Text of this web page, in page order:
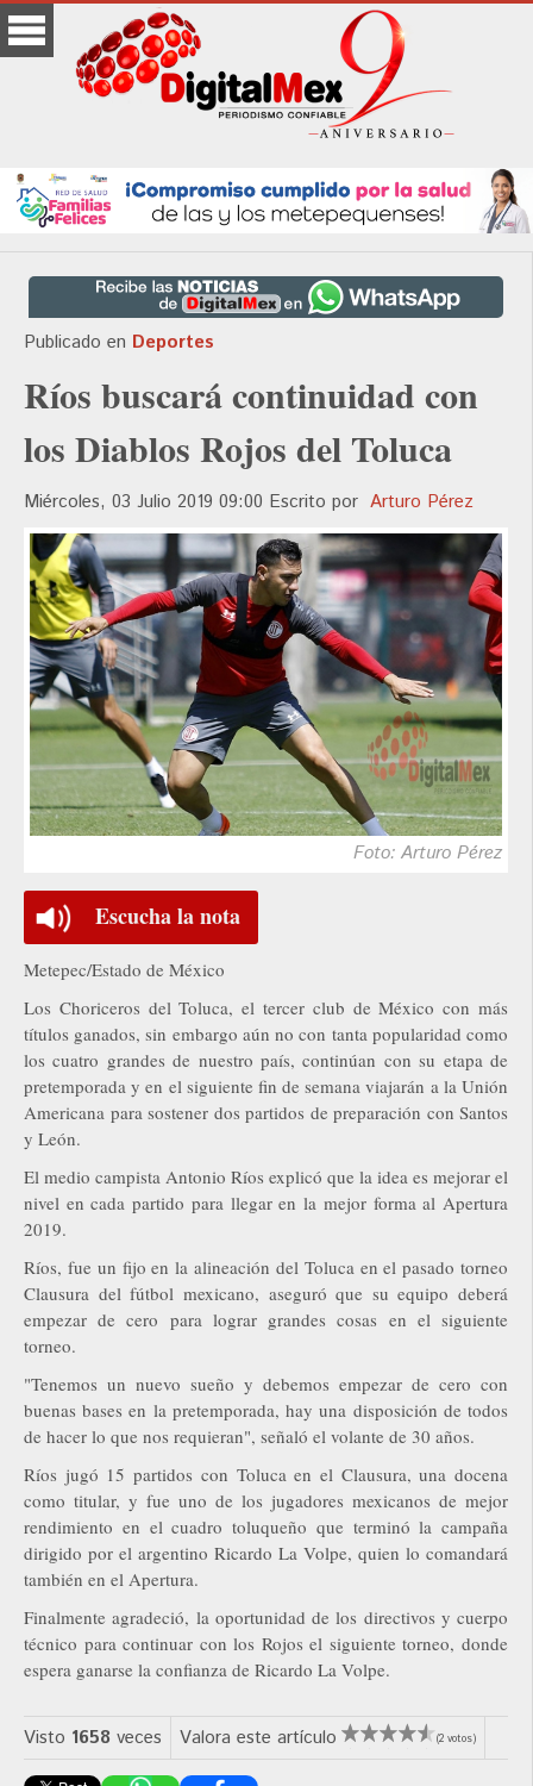
Publicado en Deportes
Ríos buscará continuidad con
los Diablos Rojos del Toluca
Miércoles, 03 Julio 2019 09:00 Escrito por Arturo Pérez
Foto: Arturo Pérez
Escucha la nota
Metepec/Estado de México
Los Choriceros del Toluca, el tercer club de México con más
títulos ganados, sin embargo aún no con tanta popularidad como
los cuatro grandes de nuestro país, continúan con su etapa de
pretemporada y en el siguiente fin de semana viajarán a la Unión
Americana para sostener dos partidos de preparación con Santos
y León.
El medio campista Antonio Ríos explicó que la idea es mejorar el
nivel en cada partido para llegar en la mejor forma al Apertura
2019.
Ríos, fue un fijo en la alineación del Toluca en el pasado torneo
Clausura del fútbol mexicano, aseguró que su equipo deberá
empezar de cero para lograr grandes cosas en el siguiente
torneo.
"Tenemos un nuevo sueño y debemos empezar de cero con
buenas bases en la pretemporada, hay una disposición de todos
de hacer lo que nos requieran", señaló el volante de 30 años.
Ríos jugó 15 partidos con Toluca en el Clausura, una docena
como titular, y fue uno de los jugadores mexicanos de mejor
rendimiento en el cuadro toluqueño que terminó la campaña
dirigido por el argentino Ricardo La Volpe, quien lo comandará
también en el Apertura.
Finalmente agradeció, la oportunidad de los directivos y cuerpo
técnico para continuar con los Rojos el siguiente torneo, donde
espera ganarse la confianza de Ricardo La Volpe.
Visto 1658 veces Valora este artículo (2 votos)